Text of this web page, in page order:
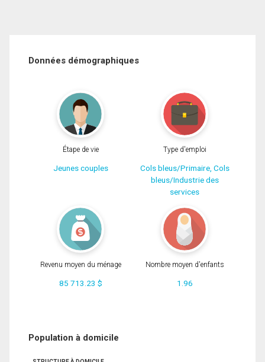
Données démographiques
Étape de vie
Jeunes couples
Type d'emploi
Cols bleus/Primaire, Cols
bleus/Industrie des
services
Revenu moyen du ménage
85 713.23 $
Nombre moyen d'enfants
1.96
Population à domicile